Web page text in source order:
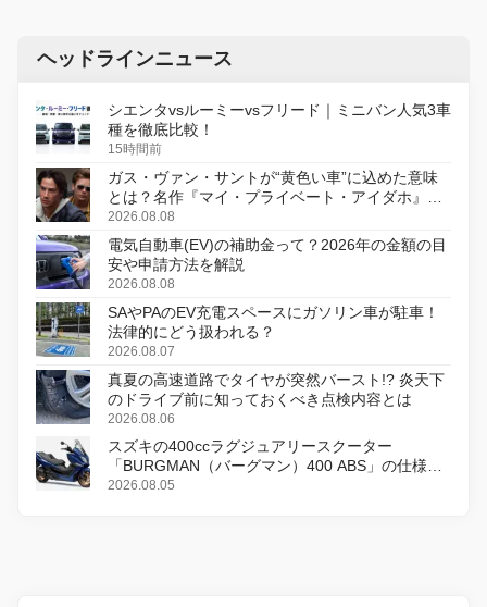
ヘッドラインニュース
シエンタvsルーミーvsフリード｜ミニバン人気3車
種を徹底比較！
15時間前
ガス・ヴァン・サントが“黄色い車”に込めた意味
とは？名作『マイ・プライベート・アイダホ』が
初のデジタルリマスター版で復活
2026.08.08
電気自動車(EV)の補助金って？2026年の金額の目
安や申請方法を解説
2026.08.08
SAやPAのEV充電スペースにガソリン車が駐車！
法律的にどう扱われる？
2026.08.07
真夏の高速道路でタイヤが突然バースト!? 炎天下
のドライブ前に知っておくべき点検内容とは
2026.08.06
スズキの400ccラグジュアリースクーター
「BURGMAN（バーグマン）400 ABS」の仕様を
変更し、8月18日に発売
2026.08.05